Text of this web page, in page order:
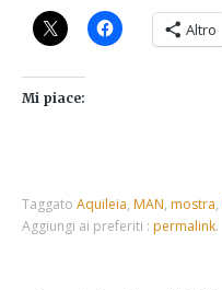
Altro
Mi piace:
TaggatoAquileia, MAN, mostra,
Aggiungi ai preferiti : permalink.